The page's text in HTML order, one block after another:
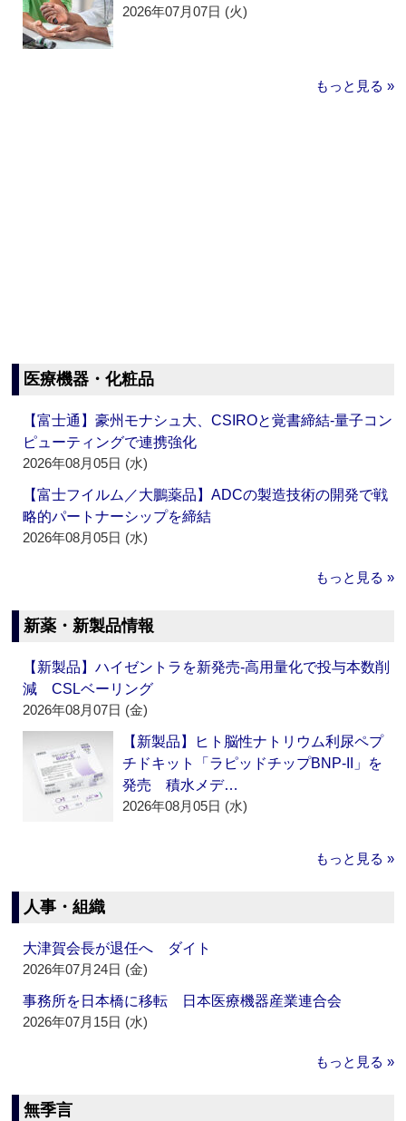
2026年07月07日 (火)
もっと見る »
医療機器・化粧品
【富士通】豪州モナシュ大、CSIROと覚書締結‐量子コン
ピューティングで連携強化
2026年08月05日 (水)
【富士フイルム／大鵬薬品】ADCの製造技術の開発で戦
略的パートナーシップを締結
2026年08月05日 (水)
もっと見る »
新薬・新製品情報
【新製品】ハイゼントラを新発売‐高用量化で投与本数削
減 CSLベーリング
2026年08月07日 (金)
【新製品】ヒト脳性ナトリウム利尿ペプ
チドキット「ラピッドチップBNP-II」を
発売 積水メデ…
2026年08月05日 (水)
もっと見る »
人事・組織
大津賀会長が退任へ ダイト
2026年07月24日 (金)
事務所を日本橋に移転 日本医療機器産業連合会
2026年07月15日 (水)
もっと見る »
無季言